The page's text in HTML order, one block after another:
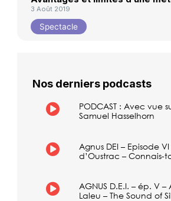
3 Août 2019
Spectacle
Nos derniers podcasts
PODCAST : Avec vue
Samuel Hasselhorn
Agnus DEI – Episode
d’Oustrac – Connais-
AGNUS D.E.I. – ép. V
Laleu – The Sound of